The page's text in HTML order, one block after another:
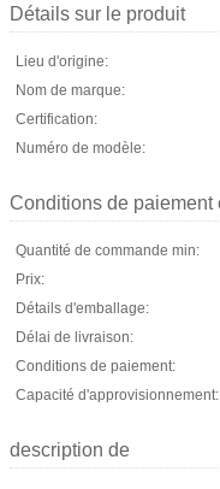
Détails sur le produit
Lieu d'origine:
Nom de marque:
Certification:
Numéro de modèle:
Conditions de paiement
Quantité de commande min:
Prix:
Détails d'emballage:
Délai de livraison:
Conditions de paiement:
Capacité d'approvisionnement:
description de